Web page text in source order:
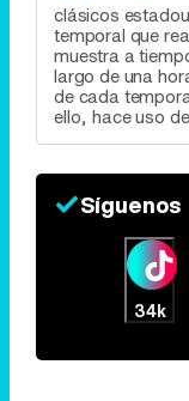
clásicos
temporal que
muestra a
largo de una
de cada
ello, hace uso
Síguenos
34k